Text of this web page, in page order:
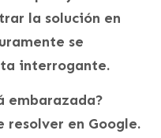
la solución en
se
interrogante.
embarazada?
resolver en Google.